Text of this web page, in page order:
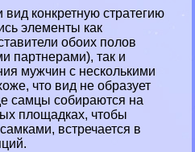
вид конкретную стратегию
элементы как
обоих полов
партнерами), так и
мужчин с несколькими
что вид не образует
самцы собираются на
площадках, чтобы
встречается в